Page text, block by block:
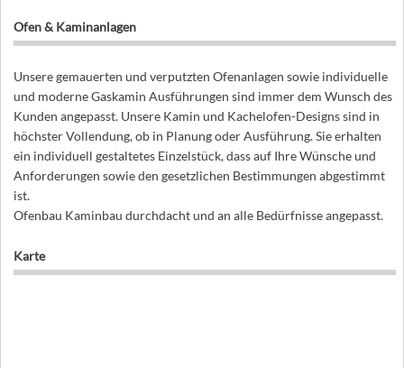
Ofen & Kaminanlagen
Unsere gemauerten und verputzten Ofenanlagen sowie individuelle
und moderne Gaskamin Ausführungen sind immer dem Wunsch des
Kunden angepasst. Unsere Kamin und Kachelofen-Designs sind in
höchster Vollendung, ob in Planung oder Ausführung. Sie erhalten
ein individuell gestaltetes Einzelstück, dass auf Ihre Wünsche und
Anforderungen sowie den gesetzlichen Bestimmungen abgestimmt
ist.
Ofenbau Kaminbau durchdacht und an alle Bedürfnisse angepasst.
Karte